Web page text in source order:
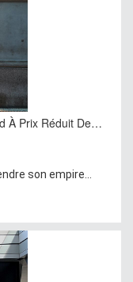
À Prix Réduit De…
son empire...